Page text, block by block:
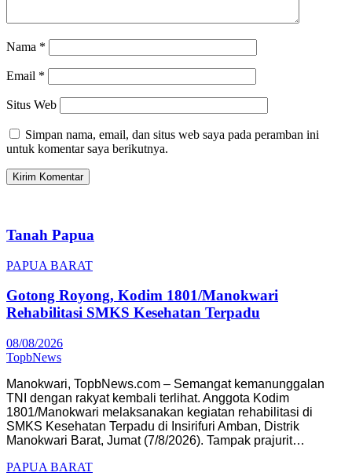
Nama *
Email *
Situs Web
Simpan nama, email, dan situs web saya pada peramban ini
untuk komentar saya berikutnya.
Tanah Papua
PAPUA BARAT
Gotong Royong, Kodim 1801/Manokwari
Rehabilitasi SMKS Kesehatan Terpadu
08/08/2026
TopbNews
Manokwari, TopbNews.com – Semangat kemanunggalan
TNI dengan rakyat kembali terlihat. Anggota Kodim
1801/Manokwari melaksanakan kegiatan rehabilitasi di
SMKS Kesehatan Terpadu di Insirifuri Amban, Distrik
Manokwari Barat, Jumat (7/8/2026). Tampak prajurit…
PAPUA BARAT